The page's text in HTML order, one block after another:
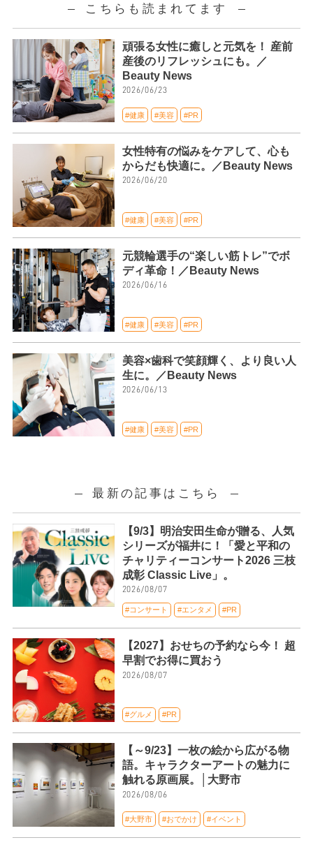
こちらも読まれてます
頑張る女性に癒しと元気を！ 産前
産後のリフレッシュにも。／
Beauty News
2026/06/23
#健康 #美容 #PR
女性特有の悩みをケアして、心も
からだも快適に。／Beauty News
2026/06/20
#健康 #美容 #PR
元競輪選手の“楽しい筋トレ”でボ
ディ革命！／Beauty News
2026/06/16
#健康 #美容 #PR
美容×歯科で笑顔輝く、より良い人
生に。／Beauty News
2026/06/13
#健康 #美容 #PR
最新の記事はこちら
【9/3】明治安田生命が贈る、人気
シリーズが福井に！「愛と平和の
チャリティーコンサート2026 三枝
成彰 Classic Live」。
2026/08/07
#コンサート #エンタメ #PR
【2027】おせちの予約なら今！ 超
早割でお得に買おう
2026/08/07
#グルメ #PR
【～9/23】一枚の絵から広がる物
語。キャラクターアートの魅力に
触れる原画展。│大野市
2026/08/06
#大野市 #おでかけ #イベント